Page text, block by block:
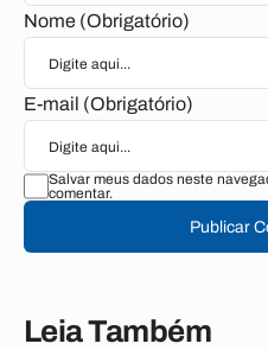
Nome (Obrigatório)
E-mail (Obrigatório)
Salvar meus dados neste
comentar.
Publicar
Leia Também